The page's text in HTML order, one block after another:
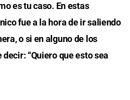
es tu caso. En estas
fue a la hora de ir saliendo
o si en alguno de los
“Quiero que esto sea